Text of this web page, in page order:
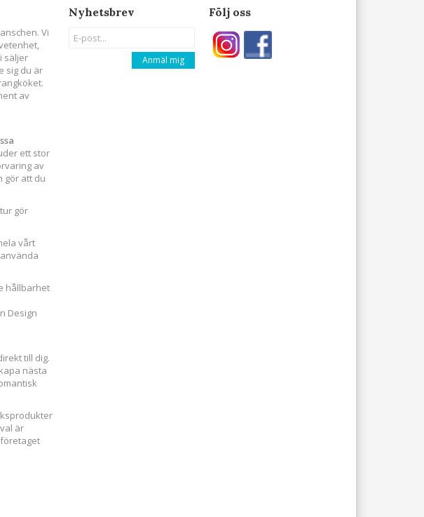
Följ oss
Nyhetsbrev
Anmäl mig
Vi
säljer
sig du är
av
ett stor
av
gör att du
gör
vårt
hållbarhet
Design
till dig.
nästa
är